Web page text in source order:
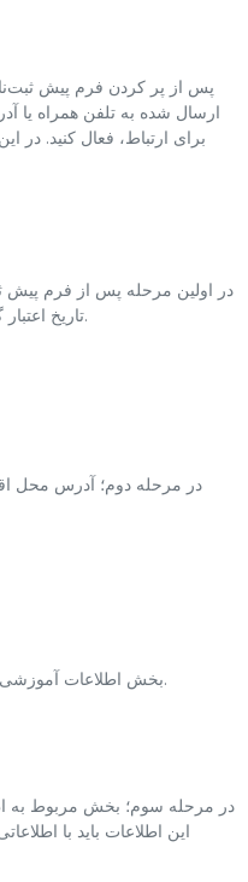
پس از پر کردن فرم پیش
ارسال شده به تلفن همراه یا
برای ارتباط، فعال کنید. در
در اولین مرحله پس از فرم پیش
تاریخ اعتبار گذرنامه به همراه تابعیت کشور وارد شود.
در مرحله دوم؛ آدرس محل
بخش اطلاعات آموزشی قرار گرفته در مرحله بعد اجباری نیست.
در مرحله سوم؛ بخش مربوط به
این اطلاعات باید با